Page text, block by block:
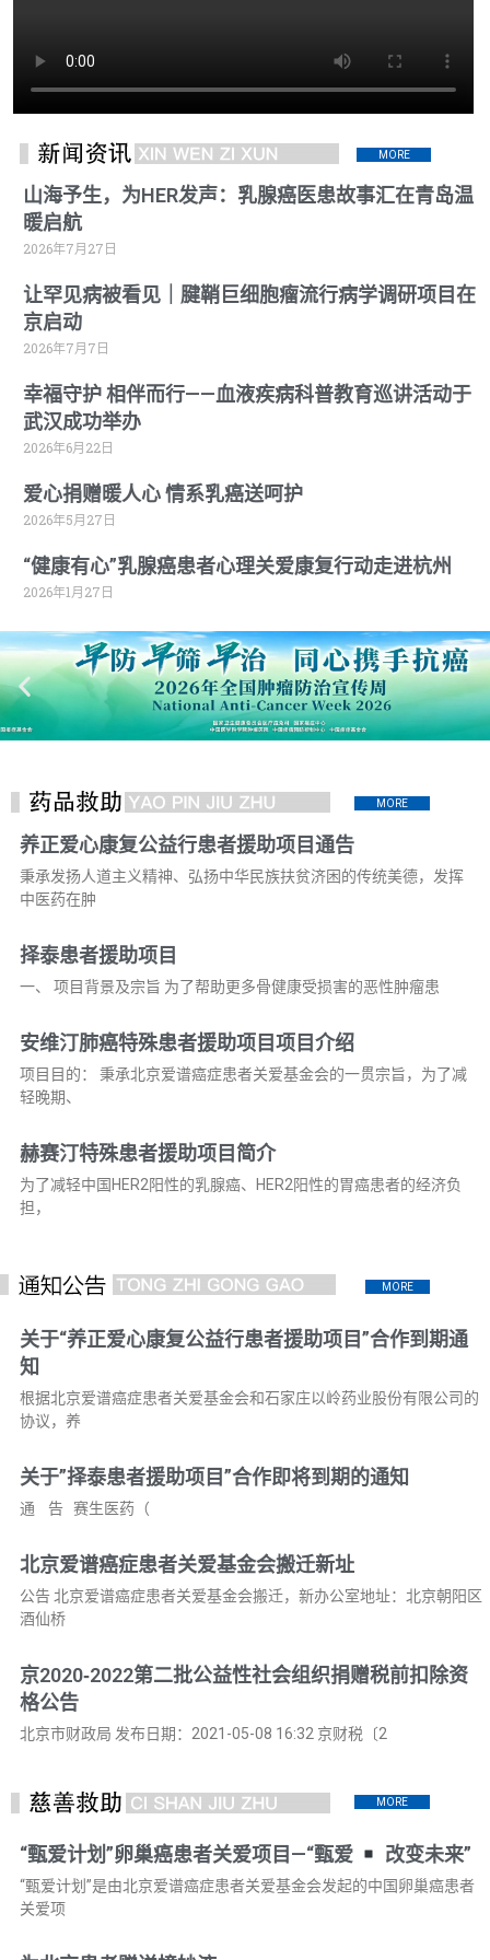
MORE
山海予生，为HER发声：乳腺癌医患故事汇在青岛温
暖启航
2026年7月27日
让罕见病被看见｜腱鞘巨细胞瘤流行病学调研项目在
京启动
2026年7月7日
幸福守护 相伴而行——血液疾病科普教育巡讲活动于
武汉成功举办
2026年6月22日
爱心捐赠暖人心 情系乳癌送呵护
2026年5月27日
“健康有心”乳腺癌患者心理关爱康复行动走进杭州
2026年1月27日
MORE
养正爱心康复公益行患者援助项目通告
秉承发扬人道主义精神、弘扬中华民族扶贫济困的传统美德，发挥
中医药在肿
择泰患者援助项目
一、 项目背景及宗旨 为了帮助更多骨健康受损害的恶性肿瘤患
安维汀肺癌特殊患者援助项目项目介绍
项目目的： 秉承北京爱谱癌症患者关爱基金会的一贯宗旨，为了减
轻晚期、
赫赛汀特殊患者援助项目简介
为了减轻中国HER2阳性的乳腺癌、HER2阳性的胃癌患者的经济负
担，
MORE
关于“养正爱心康复公益行患者援助项目”合作到期通
知
根据北京爱谱癌症患者关爱基金会和石家庄以岭药业股份有限公司的
协议，养
关于”择泰患者援助项目”合作即将到期的通知
通 告 赛生医药（
北京爱谱癌症患者关爱基金会搬迁新址
公告 北京爱谱癌症患者关爱基金会搬迁，新办公室地址：北京朝阳区
酒仙桥
京2020‑2022第二批公益性社会组织捐赠税前扣除资
格公告
北京市财政局 发布日期：2021-05-08 16:32 京财税〔2
MORE
“甄爱计划”卵巢癌患者关爱项目—“甄爱 改变未来”
“甄爱计划”是由北京爱谱癌症患者关爱基金会发起的中国卵巢癌患者
关爱项